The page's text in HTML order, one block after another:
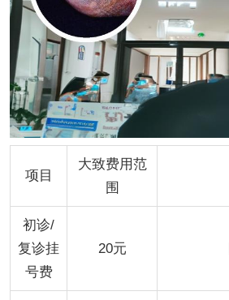
项目
大致费用范
围
初诊/
复诊挂
号费
20元